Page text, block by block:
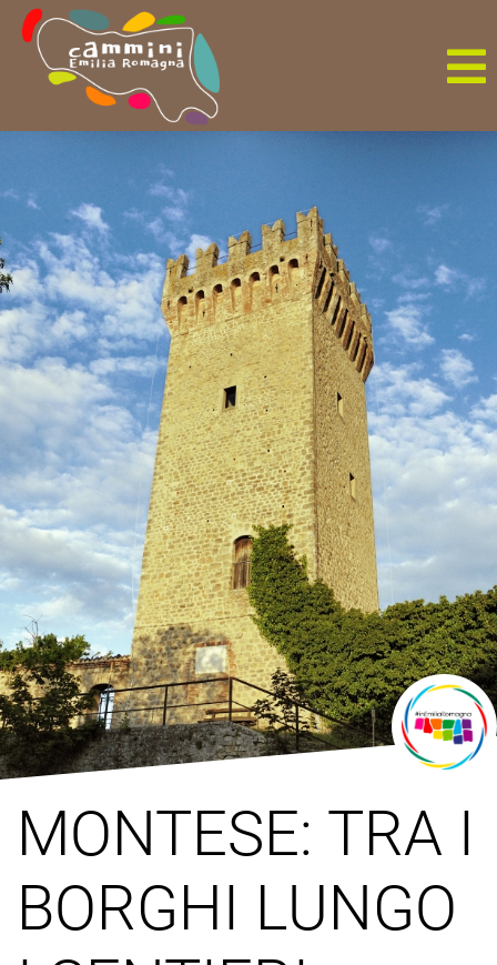
MONTESE: TRA I
BORGHI LUNGO